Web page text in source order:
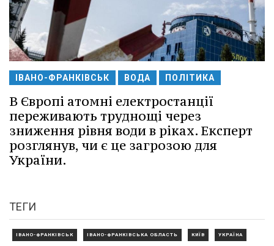
ІВАНО-ФРАНКІВСЬК ВОДА ПОЛІТИКА
В Європі атомні електростанції
переживають труднощі через
зниження рівня води в ріках. Експерт
розглянув, чи є це загрозою для
України.
ТЕГИ
ІВАНО-ФРАНКІВСЬК ІВАНО-ФРАНКІВСЬКА ОБЛАСТЬ КИЇВ УКРАЇНА